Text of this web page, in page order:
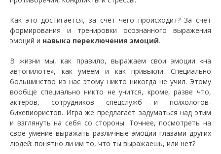
Как это достигается, за счет чего происходит? За счет
формирования и тренировки осознанного выражения
эмоций и навыка переключения эмоций.
В жизни мы, как правило, выражаем свои эмоции «на
автопилоте», как умеем и как привыкли. Специально
большинство из нас этому никто никогда не учил. Этому
вообще специально никто не учится, кроме, разве что,
актеров, сотрудников спецслужб и психологов-
бихевиористов. Игра же предлагает задуматься над этим
и взглянуть на себя со стороны. Точнее, посмотреть на
свое умение выражать различные эмоции глазами других
людей: понятно ли им то, что ты выражаешь, или нет?